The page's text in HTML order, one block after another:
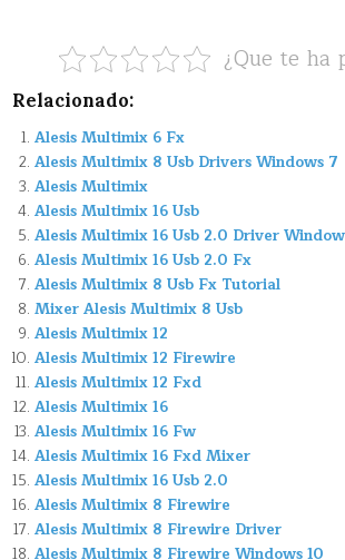
¿Que te ha
Relacionado:
Alesis Multimix 6 Fx
Alesis Multimix 8 Usb Drivers Windows 7
Alesis Multimix
Alesis Multimix 16 Usb
Alesis Multimix 16 Usb 2.0 Driver
Alesis Multimix 16 Usb 2.0 Fx
Alesis Multimix 8 Usb Fx Tutorial
Mixer Alesis Multimix 8 Usb
Alesis Multimix 12
Alesis Multimix 12 Firewire
Alesis Multimix 12 Fxd
Alesis Multimix 16
Alesis Multimix 16 Fw
Alesis Multimix 16 Fxd Mixer
Alesis Multimix 16 Usb 2.0
Alesis Multimix 8 Firewire
Alesis Multimix 8 Firewire Driver
Alesis Multimix 8 Firewire Windows 10